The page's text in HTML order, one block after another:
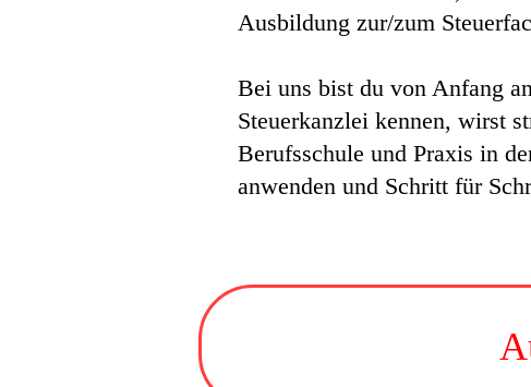
Ausbildung zur/zum
Bei uns bist du von Anfang
Steuerkanzlei kennen, wirst
Berufsschule und Praxis in
anwenden und Schritt für